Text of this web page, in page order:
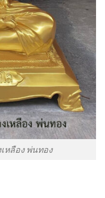
หลือง พ่นทอง